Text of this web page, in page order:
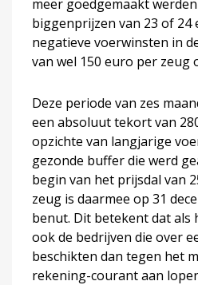
meer goedgemaakt
biggenprijzen van 23 of 24
negatieve voerwinsten in
van wel 150 euro per zeug
Deze periode van zes
een absoluut tekort van
opzichte van langjarige
gezonde buffer die werd
begin van het prijsdal van
zeug is daarmee op 31
benut. Dit betekent dat als
ook de bedrijven die over
beschikten dan tegen het
rekening-courant aan